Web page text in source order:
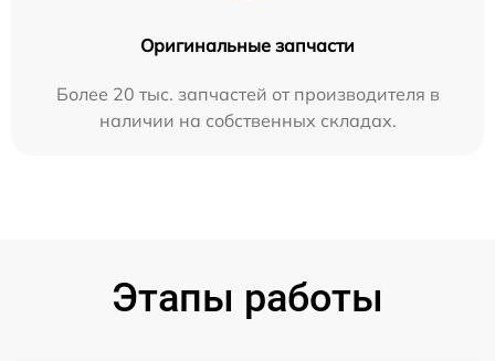
Оригинальные запчасти
Более 20 тыс. запчастей от производителя в
наличии на собственных складах.
Этапы работы